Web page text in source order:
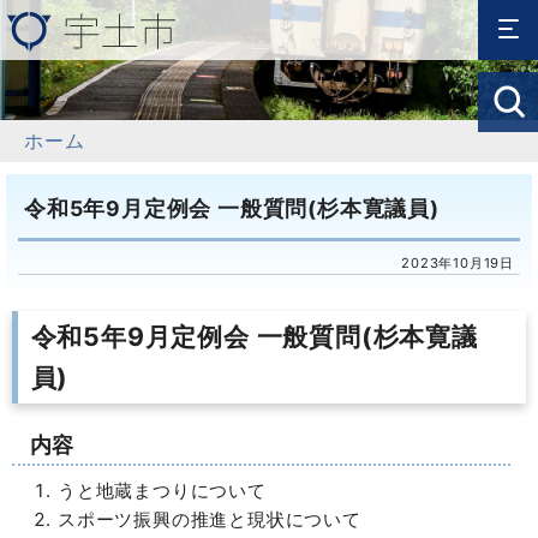
ホーム
令和5年9月定例会 一般質問(杉本寛議員)
2023年10月19日
令和5年9月定例会 一般質問(杉本寛議
員)
内容
うと地蔵まつりについて
スポーツ振興の推進と現状について